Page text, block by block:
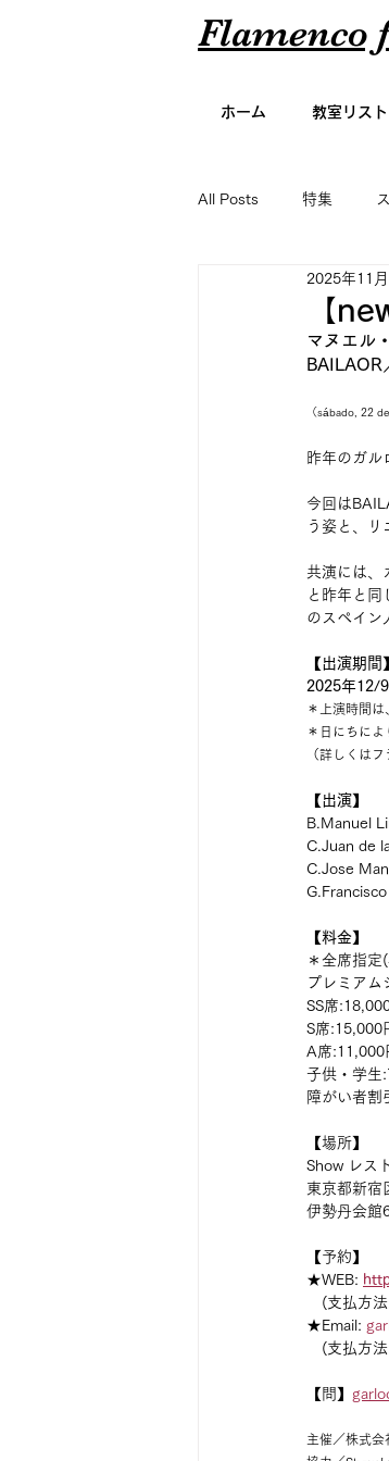
Flamenco
ホーム 教室リスト
All Posts 特集
アーティスト名鑑
【
2025年11
マヌエル
BAILAOR
（sábado, 22
昨年のガル
今回は
う姿と、リ
共演には、
と昨年と
のスペイン
【出演期間】
2025年12/
＊上演時間
＊日にちに
（詳しくは
【出演】
B.Manuel
C.Juan de
C.Jose
【料金】
＊全席指
プレミアム
SS席
S席:15,000
A席:11,000
子供・学生
障がい者割
【場所】
Show レス
東京都新宿
伊勢丹会館
【予約】
★WEB:
(支払方法
★Email:
(支払方法
【問】
主催／株式会